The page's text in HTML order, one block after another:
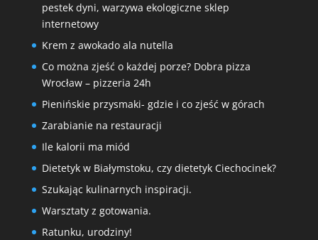
pestek dyni, warzywa ekologiczne sklep
internetowy
Krem z awokado ala nutella
Co można zjeść o każdej porze? Dobra pizza
Wrocław – pizzeria 24h
Pienińskie przysmaki- gdzie i co zjeść w górach
Zarabianie na restauracji
Ile kalorii ma miód
Dietetyk w Białymstoku, czy dietetyk Ciechocinek?
Szukając kulinarnych inspiracji.
Warsztaty z gotowania.
Ratunku, urodziny!